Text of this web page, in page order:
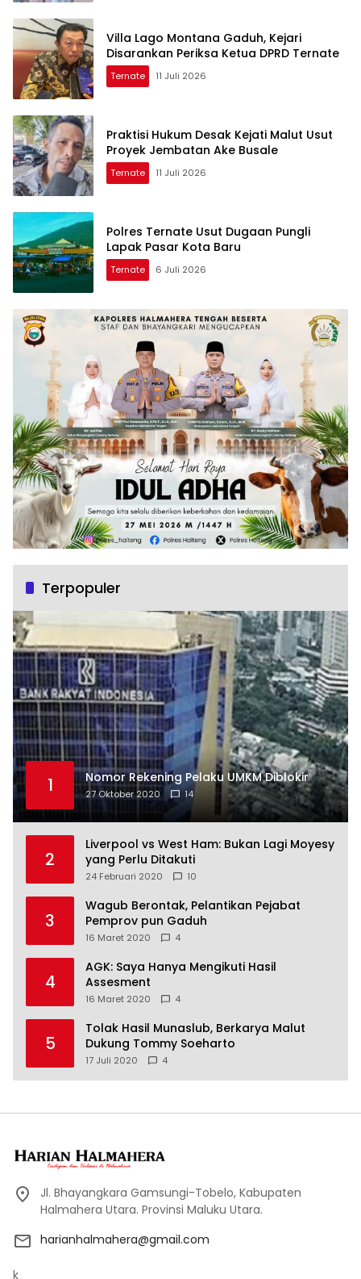
Villa Lago Montana Gaduh, Kejari
Disarankan Periksa Ketua DPRD Ternate
Ternate 11 Juli 2026
Praktisi Hukum Desak Kejati Malut Usut
Proyek Jembatan Ake Busale
Ternate 11 Juli 2026
Polres Ternate Usut Dugaan Pungli
Lapak Pasar Kota Baru
Ternate 6 Juli 2026
Terpopuler
1 Nomor Rekening Pelaku UMKM Diblokir
27 Oktober 2020 14
2
Liverpool vs West Ham: Bukan Lagi Moyesy
yang Perlu Ditakuti
24 Februari 2020 10
3
Wagub Berontak, Pelantikan Pejabat
Pemprov pun Gaduh
16 Maret 2020 4
4
AGK: Saya Hanya Mengikuti Hasil
Assesment
16 Maret 2020 4
5
Tolak Hasil Munaslub, Berkarya Malut
Dukung Tommy Soeharto
17 Juli 2020 4
Jl. Bhayangkara Gamsungi-Tobelo, Kabupaten
Halmahera Utara. Provinsi Maluku Utara.
harianhalmahera@gmail.com
k